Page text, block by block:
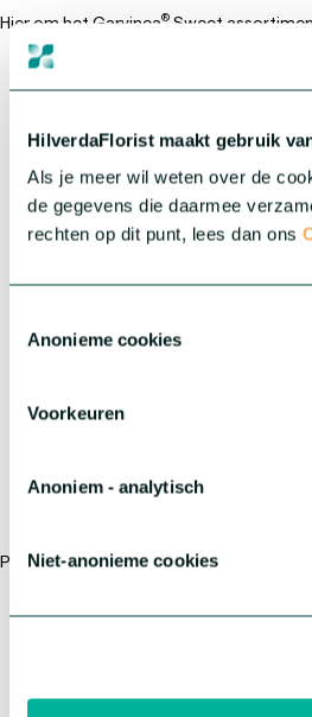
HilverdaFlorist maakt gebruik
Als je meer wil weten over de
de gegevens die daarmee
rechten op dit punt, lees dan ons
Anonieme cookies
Voorkeuren
Anoniem - analytisch
Niet-anonieme cookies
Hier om het Garvinea® Sweet
Gewas:
Serie:Garvinea®Sweet
Nieuw
Prachtige tweekleurige plant, favoriet bij